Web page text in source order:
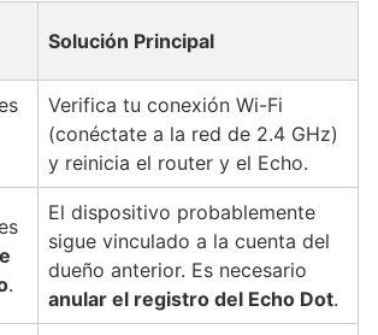
Solución Principal
Verifica tu conexión Wi-Fi
(conéctate a la red de 2.4 GHz)
y reinicia el router y el Echo.
.
El dispositivo probablemente
sigue vinculado a la cuenta del
dueño anterior. Es necesario
anular el registro del Echo Dot.